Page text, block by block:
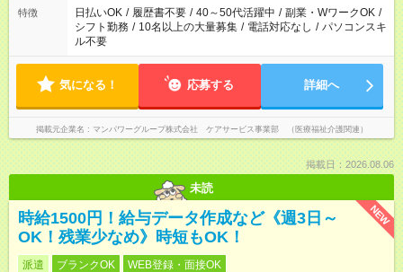
派遣法（日雇い派遣の原則禁止）により、短時間・短期間の就
業はご案内が難しい場合があります
特徴 日払いOK / 履歴書不要 / 40～50代活躍中 / 副業・WワークOK /
シフト勤務 / 10名以上の大量募集 / 電話対応なし / パソコンスキ
ル不要
気になる！ 応募する 詳細へ
掲載元企業名 マンパワーグループ株式会社 ケアサービス事業部 （医療福祉介護関連）
掲載日：2026.08.06
未読
NEW
時給1500円！給与データ作成など《週3日～
OK！残業少なめ》時短もOK！
派遣 ブランクOK WEB登録・面接OK